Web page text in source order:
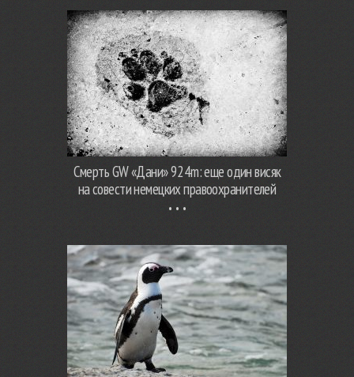
Смерть GW «Дани» 924m: еще один висяк
на совести немецких правоохранителей